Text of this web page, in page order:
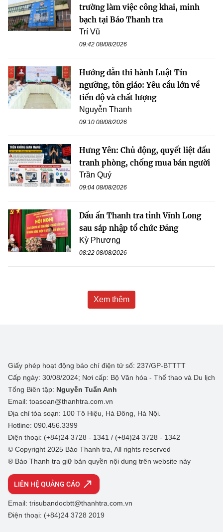
trường làm việc công khai, minh
bạch tại Báo Thanh tra
Trí Vũ
09:42 08/08/2026
Hướng dẫn thi hành Luật Tín
ngưỡng, tôn giáo: Yêu cầu lớn về
tiến độ và chất lượng
Nguyễn Thanh
09:10 08/08/2026
Hưng Yên: Chủ động, quyết liệt đấu
tranh phòng, chống mua bán người
Trần Quý
09:04 08/08/2026
Dấu ấn Thanh tra tỉnh Vĩnh Long
sau sáp nhập tổ chức Đảng
Kỳ Phương
08:22 08/08/2026
Xem thêm
Giấy phép hoạt động báo chí điện tử số: 237/GP-BTTTT
Cấp ngày: 30/08/2024; Nơi cấp: Bộ Văn hóa - Thể thao và Du lịch
Tổng Biên tập: Nguyễn Tuấn Anh
Email: toasoan@thanhtra.com.vn
Địa chỉ tòa soạn: 100 Tô Hiệu, Hà Đông, Hà Nội.
Hotline: 090.456.3399
Điện thoại: (+84)24 3728 - 1341 / (+84)24 3728 - 1342
© Copyright 2025 Báo Thanh tra, All rights reserved
® Báo Thanh tra giữ bản quyền nội dung trên website này
LIÊN HỆ QUẢNG CÁO
Email: trisubandocbtt@thanhtra.com.vn
Điện thoại: (+84)24 3728 2019